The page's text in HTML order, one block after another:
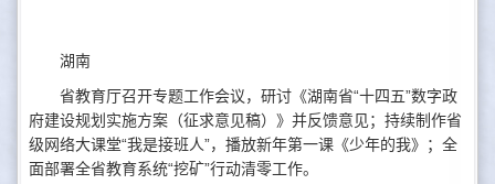
湖南
省教育厅召开专题工作会议，研讨《湖南省“十四五”数字政
府建设规划实施方案（征求意见稿）》并反馈意见；持续制作省
级网络大课堂“我是接班人”，播放新年第一课《少年的我》；全
面部署全省教育系统“挖矿”行动清零工作。